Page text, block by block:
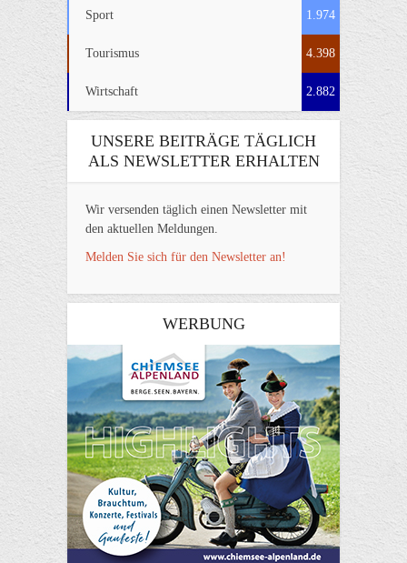
Sport 1.974
Tourismus 4.398
Wirtschaft 2.882
UNSERE BEITRÄGE TÄGLICH
ALS NEWSLETTER ERHALTEN
Wir versenden täglich einen Newsletter mit
den aktuellen Meldungen.
Melden Sie sich für den Newsletter an!
WERBUNG